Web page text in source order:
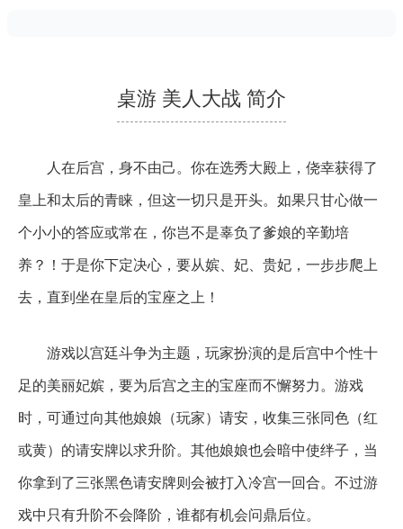
桌游 美人大战 简介
人在后宫，身不由己。你在选秀大殿上，侥幸获得了
皇上和太后的青睐，但这一切只是开头。如果只甘心做一
个小小的答应或常在，你岂不是辜负了爹娘的辛勤培
养？！于是你下定决心，要从嫔、妃、贵妃，一步步爬上
去，直到坐在皇后的宝座之上！
游戏以宫廷斗争为主题，玩家扮演的是后宫中个性十
足的美丽妃嫔，要为后宫之主的宝座而不懈努力。游戏
时，可通过向其他娘娘（玩家）请安，收集三张同色（红
或黄）的请安牌以求升阶。其他娘娘也会暗中使绊子，当
你拿到了三张黑色请安牌则会被打入冷宫一回合。不过游
戏中只有升阶不会降阶，谁都有机会问鼎后位。